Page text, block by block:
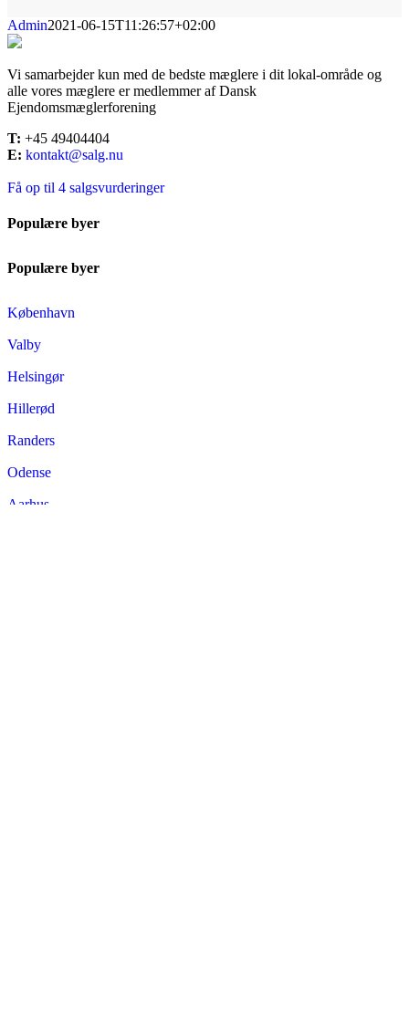
Admin2021-06-15T11:26:57+02:00
Vi samarbejder kun med de bedste mæglere i dit lokal-område og
alle vores mæglere er medlemmer af Dansk
Ejendomsmæglerforening
T: +45 49404404
E: kontakt@salg.nu
Få op til 4 salgsvurderinger
Populære byer
Populære byer
København
Valby
Helsingør
Hillerød
Randers
Odense
Aarhus